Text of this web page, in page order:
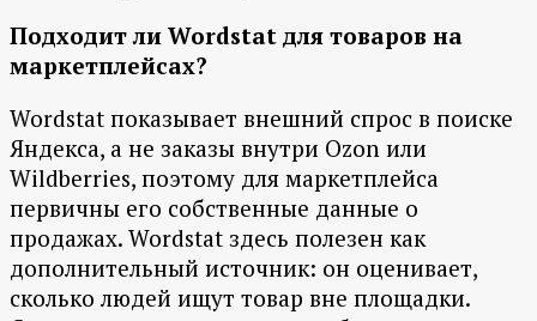
Подходит ли Wordstat для товаров на
маркетплейсах?
Wordstat показывает внешний спрос в поиске
Яндекса, а не заказы внутри Ozon или
Wildberries, поэтому для маркетплейса
первичны его собственные данные о
продажах. Wordstat здесь полезен как
дополнительный источник: он оценивает,
сколько людей ищут товар вне площадки.